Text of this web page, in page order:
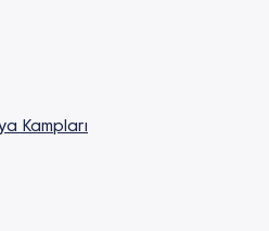
Kampları